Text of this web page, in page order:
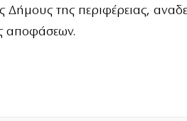
Δήμους της περιφέρειας,
αποφάσεων.